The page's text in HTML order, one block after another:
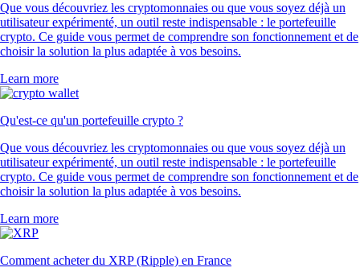
Que vous découvriez les cryptomonnaies ou que vous soyez déjà un
utilisateur expérimenté, un outil reste indispensable : le portefeuille
crypto. Ce guide vous permet de comprendre son fonctionnement et de
choisir la solution la plus adaptée à vos besoins.
Learn more
Qu'est-ce qu'un portefeuille crypto ?
Que vous découvriez les cryptomonnaies ou que vous soyez déjà un
utilisateur expérimenté, un outil reste indispensable : le portefeuille
crypto. Ce guide vous permet de comprendre son fonctionnement et de
choisir la solution la plus adaptée à vos besoins.
Learn more
Comment acheter du XRP (Ripple) en France